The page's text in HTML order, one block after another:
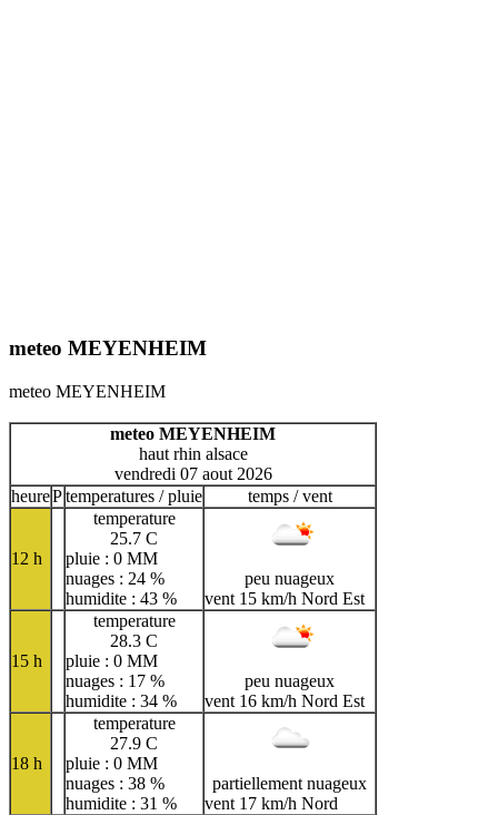
meteo MEYENHEIM
meteo MEYENHEIM
meteo MEYENHEIM
haut rhin alsace
vendredi 07 aout 2026
heurePtemperatures / pluie temps / vent
12 h
temperature
25.7 C
pluie : 0 MM
nuages : 24 %
humidite : 43 %
peu nuageux
vent 15 km/h Nord Est
15 h
temperature
28.3 C
pluie : 0 MM
nuages : 17 %
humidite : 34 %
peu nuageux
vent 16 km/h Nord Est
18 h
temperature
27.9 C
pluie : 0 MM
nuages : 38 %
humidite : 31 %
partiellement nuageux
vent 17 km/h Nord